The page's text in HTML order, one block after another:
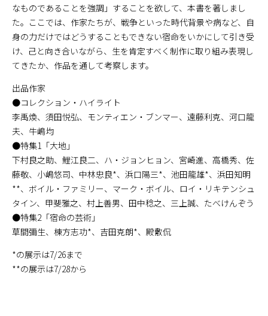
なものであることを強調」することを欲して、本書を著しまし
た。ここでは、作家たちが、戦争といった時代背景や病など、自
身の力だけではどうすることもできない宿命をいかにして引き受
け、己と向き合いながら、生を肯定すべく制作に取り組み表現し
てきたか、作品を通して考察します。
出品作家
●コレクション・ハイライト
李禹煥、須田悦弘、モンティエン・ブンマー、遠藤利克、河口龍
夫、牛嶋均
●特集1「大地」
下村良之助、鯉江良二、ハ・ジョンヒョン、宮崎進、高橋秀、佐
藤敬、小嶋悠司、中林忠良*、浜口陽三*、池田龍雄*、浜田知明
**、ボイル・ファミリー、マーク・ボイル、ロイ・リキテンシュ
タイン、甲斐雅之、村上善男、田中稔之、三上誠、たべけんぞう
●特集2「宿命の芸術」
草間彌生、棟方志功*、吉田克朗*、殿敷侃
*の展示は7/26まで
**の展示は7/28から